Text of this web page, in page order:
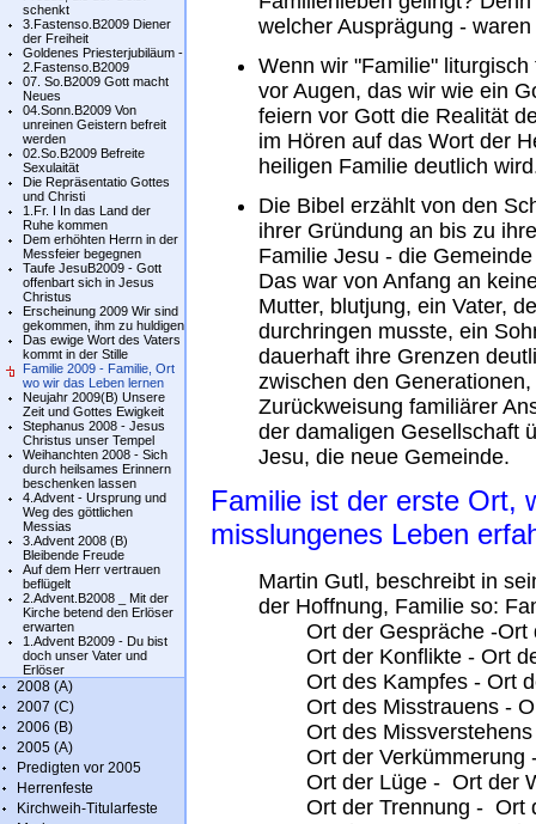
schenkt
3.Fastenso.B2009 Diener
der Freiheit
Goldenes Priesterjubiläum -
2.Fastenso.B2009
07. So.B2009 Gott macht
Neues
04.Sonn.B2009 Von
unreinen Geistern befreit
werden
02.So.B2009 Befreite
Sexulaität
Die Repräsentatio Gottes
und Christi
1.Fr. I In das Land der
Ruhe kommen
Dem erhöhten Herrn in der
Messfeier begegnen
Taufe JesuB2009 - Gott
offenbart sich in Jesus
Christus
Erscheinung 2009 Wir sind
gekommen, ihm zu huldigen
Das ewige Wort des Vaters
kommt in der Stille
Familie 2009 - Familie, Ort
wo wir das Leben lernen
Neujahr 2009(B) Unsere
Zeit und Gottes Ewigkeit
Stephanus 2008 - Jesus
Christus unser Tempel
Weihanchten 2008 - Sich
durch heilsames Erinnern
beschenken lassen
4.Advent - Ursprung und
Weg des göttlichen
Messias
3.Advent 2008 (B)
Bleibende Freude
Auf dem Herr vertrauen
beflügelt
2.Advent.B2008 _ Mit der
Kirche betend den Erlöser
erwarten
1.Advent B2009 - Du bist
doch unser Vater und
Erlöser
2008 (A)
2007 (C)
2006 (B)
2005 (A)
Predigten vor 2005
Herrenfeste
Kirchweih-Titularfeste
welcher Ausprägung -
Wenn wir "Familie"
vor Augen, das wir wie ein
feiern vor Gott die Realität
im Hören auf das Wort der
heiligen Familie deutlich
Die Bibel erzählt von den
ihrer Gründung an bis zu
Familie Jesu - die
Das war von Anfang an
Mutter, blutjung, ein Vater,
durchringen musste, ein
dauerhaft ihre Grenzen
zwischen den
Zurückweisung familiärer
der damaligen Gesellschaft
Jesu, die neue Gemeinde.
Familie ist der erste Ort,
misslungenes Leben
Martin Gutl, beschreibt in
der Hoffnung, Familie so:
Ort der Gespräche -Ort
Ort der Konflikte - Ort
Ort des Kampfes - Ort
Ort des Misstrauens -
Ort des
Ort der Verkümmerung
Ort der Lüge - Ort der
Ort der Trennung - Ort